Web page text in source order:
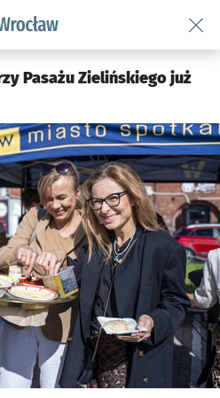
podserwis: Środowisko we
Pasażu Zielińskiego już